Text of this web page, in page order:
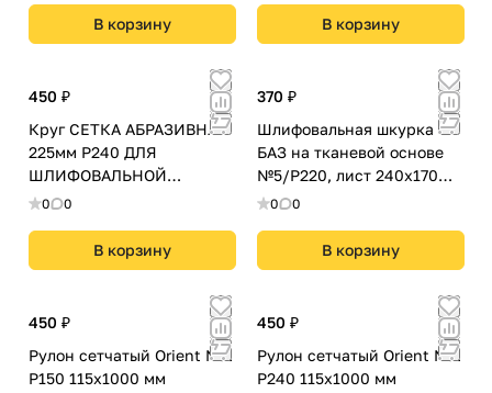
В корзину В корзину
450 ₽
Круг СЕТКА АБРАЗИВНАЯ
225мм Р240 ДЛЯ
ШЛИФОВАЛЬНОЙ
0 0
В корзину
370 ₽
Шлифовальная шкурка
БАЗ на тканевой основе
№5/Р220, лист 240х170
10шт 31-6-005
0 0
В корзину
450 ₽
Рулон сетчатый Orient Net
Р150 115х1000 мм
450 ₽
Рулон сетчатый Orient Net
Р240 115х1000 мм